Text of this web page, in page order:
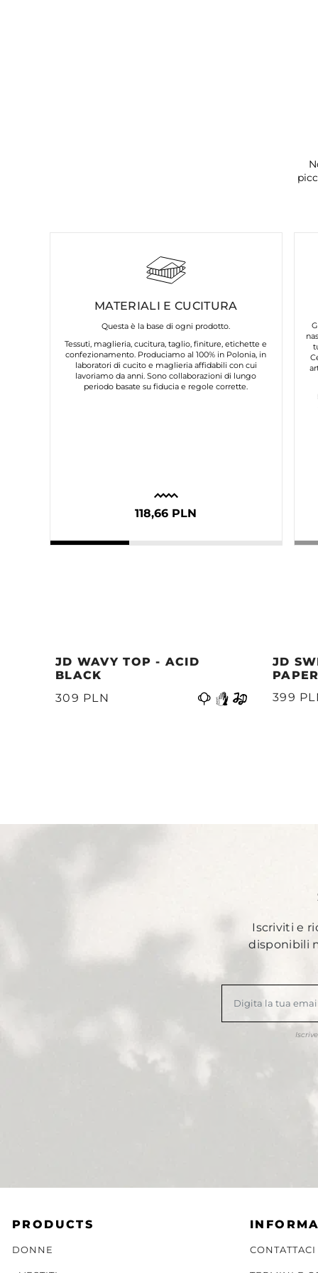
MATERIALI E CUCITURA
Questa è la base di ogni prodotto.
Tessuti, maglieria, cucitura, taglio, finiture, etichette e
confezionamento. Produciamo al 100% in Polonia, in
laboratori di cucito e maglieria affidabili con cui
lavoriamo da anni. Sono collaborazioni di lungo
periodo basate su fiducia e regole corrette.
118,66 PLN
JD WAVY TOP - ACID
BLACK
309 PLN
JD
399
Precedente
Iscriviti e
disponibili
PRODUCTS
DONNE CONTATTACI